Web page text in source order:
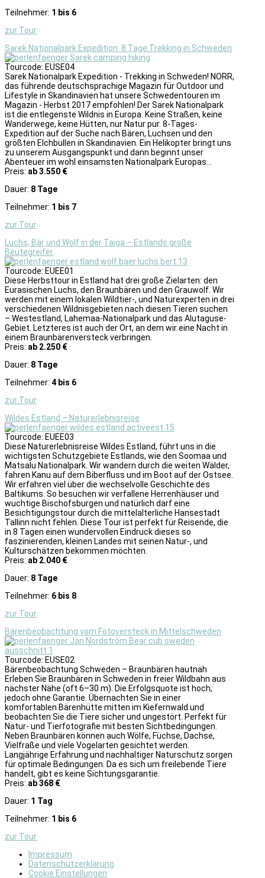
Teilnehmer: 1 bis 6
zur Tour
Sarek Nationalpark Expedition: 8 Tage Trekking in Schweden
Tourcode: EUSE04
Sarek Nationalpark Expedition - Trekking in Schweden! NORR,
das führende deutschsprachige Magazin für Outdoor und
Lifestyle in Skandinavien hat unsere Schwedentouren im
Magazin - Herbst 2017 empfohlen! Der Sarek Nationalpark
ist die entlegenste Wildnis in Europa. Keine Straßen, keine
Wanderwege, keine Hütten, nur Natur pur. 8-Tages-
Expedition auf der Suche nach Bären, Luchsen und den
größten Elchbullen in Skandinavien. Ein Helikopter bringt uns
zu unserem Ausgangspunkt und dann beginnt unser
Abenteuer im wohl einsamsten Nationalpark Europas…
Preis: ab 3.550 €
Dauer: 8 Tage
Teilnehmer: 1 bis 7
zur Tour
Luchs, Bär und Wolf in der Taiga – Estlands große
Beutegreifer
Tourcode: EUEE01
Diese Herbsttour in Estland hat drei große Zielarten: den
Eurasischen Luchs, den Braunbären und den Grauwolf. Wir
werden mit einem lokalen Wildtier-, und Naturexperten in drei
verschiedenen Wildnisgebieten nach diesen Tieren suchen
– Westestland, Lahemaa-Nationalpark und das Alutaguse-
Gebiet. Letzteres ist auch der Ort, an dem wir eine Nacht in
einem Braunbärenversteck verbringen.
Preis: ab 2.250 €
Dauer: 8 Tage
Teilnehmer: 4 bis 6
zur Tour
Wildes Estland – Naturerlebnisreise
Tourcode: EUEE03
Diese Naturerlebnisreise Wildes Estland, führt uns in die
wichtigsten Schutzgebiete Estlands, wie den Soomaa und
Matsalu Nationalpark. Wir wandern durch die weiten Wälder,
fahren Kanu auf dem Biberfluss und im Boot auf der Ostsee.
Wir erfahren viel über die wechselvolle Geschichte des
Baltikums. So besuchen wir verfallene Herrenhäuser und
wuchtige Bischofsburgen und natürlich darf eine
Besichtigungstour durch die mittelalterliche Hansestadt
Tallinn nicht fehlen. Diese Tour ist perfekt für Reisende, die
in 8 Tagen einen wundervollen Eindruck dieses so
faszinierenden, kleinen Landes mit seinen Natur-, und
Kulturschätzen bekommen möchten.
Preis: ab 2.040 €
Dauer: 8 Tage
Teilnehmer: 6 bis 8
zur Tour
Bärenbeobachtung vom Fotoversteck in Mittelschweden
Tourcode: EUSE02
Bärenbeobachtung Schweden – Braunbären hautnah
Erleben Sie Braunbären in Schweden in freier Wildbahn aus
nächster Nähe (oft 6–30 m). Die Erfolgsquote ist hoch,
jedoch ohne Garantie. Übernachten Sie in einer
komfortablen Bärenhütte mitten im Kiefernwald und
beobachten Sie die Tiere sicher und ungestört. Perfekt für
Natur- und Tierfotografie mit besten Sichtbedingungen.
Neben Braunbären können auch Wölfe, Füchse, Dachse,
Vielfraße und viele Vogelarten gesichtet werden.
Langjährige Erfahrung und nachhaltiger Naturschutz sorgen
für optimale Bedingungen. Da es sich um freilebende Tiere
handelt, gibt es keine Sichtungsgarantie.
Preis: ab 368 €
Dauer: 1 Tag
Teilnehmer: 1 bis 6
zur Tour
Impressum
Datenschutzerklärung
Cookie Einstellungen